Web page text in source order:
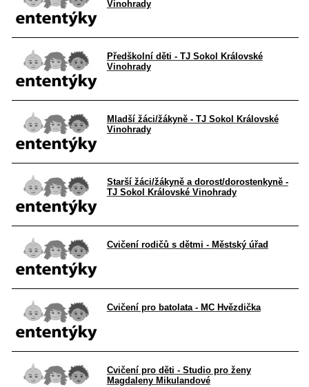
Vinohrady
Předškolní děti - TJ Sokol Královské
Vinohrady
Mladší žáci/žákyně - TJ Sokol Královské
Vinohrady
Starší žáci/žákyně a dorost/dorostenkyně -
TJ Sokol Královské Vinohrady
Cvičení rodičů s dětmi - Městský úřad
Cvičení pro batolata - MC Hvězdička
Cvičení pro děti - Studio pro ženy
Magdaleny Mikulandové